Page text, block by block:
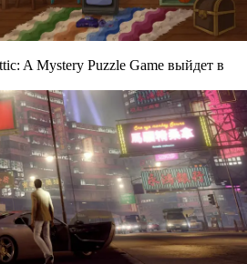
A Mystery Puzzle Game выйдет в